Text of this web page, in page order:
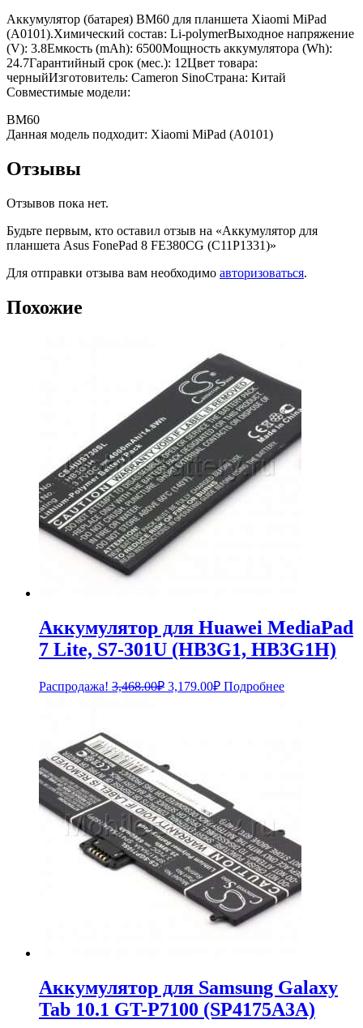
Аккумулятор (батарея) BM60 для планшета Xiaomi MiPad
(A0101).Химический состав: Li-polymerВыходное напряжение
(V): 3.8Емкость (mAh): 6500Мощность аккумулятора (Wh):
24.7Гарантийный срок (мес.): 12Цвет товара:
черныйИзготовитель: Cameron SinoСтрана: Китай
Совместимые модели:
BM60
Данная модель подходит: Xiaomi MiPad (A0101)
Отзывы
Отзывов пока нет.
Будьте первым, кто оставил отзыв на «Аккумулятор для
планшета Asus FonePad 8 FE380CG (C11P1331)»
Для отправки отзыва вам необходимо авторизоваться.
Похожие
Аккумулятор для Huawei MediaPad
7 Lite, S7-301U (HB3G1, HB3G1H)
Распродажа! 3,468.00₽ Первоначальная
3,179.00₽Текущая
цена:
Подробнее
Аккумулятор для Samsung Galaxy
Tab 10.1 GT-P7100 (SP4175A3A)